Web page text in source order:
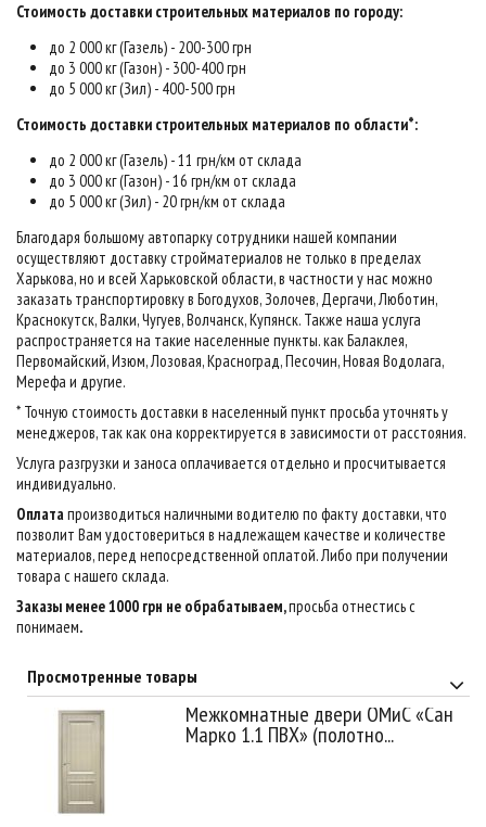
Стоимость доставки строительных материалов по городу:
до 2 000 кг (Газель) - 200-300 грн
до 3 000 кг (Газон) - 300-400 грн
до 5 000 кг (Зил) - 400-500 грн
Стоимость доставки строительных материалов по области*:
до 2 000 кг (Газель) - 11 грн/км от склада
до 3 000 кг (Газон) - 16 грн/км от склада
до 5 000 кг (Зил) - 20 грн/км от склада
Благодаря большому автопарку сотрудники нашей компании
осуществляют доставку стройматериалов не только в пределах
Харькова, но и всей Харьковской области, в частности у нас можно
заказать транспортировку в Богодухов, Золочев, Дергачи, Люботин,
Краснокутск, Валки, Чугуев, Волчанск, Купянск. Также наша услуга
распространяется на такие населенные пункты. как Балаклея,
Первомайский, Изюм, Лозовая, Красноград, Песочин, Новая Водолага,
Мерефа и другие.
* Точную стоимость доставки в населенный пункт просьба уточнять у
менеджеров, так как она корректируется в зависимости от расстояния.
Услуга разгрузки и заноса оплачивается отдельно и просчитывается
индивидуально.
Оплатапроизводиться наличными водителю по факту доставки, что
позволит Вам удостовериться в надлежащем качестве и количестве
материалов, перед непосредственной оплатой. Либо при получении
товара с нашего склада.
Заказы менее 1000 грн не обрабатываем,просьба отнестись с
понимаем.
Просмотренные товары
Межкомнатные двери ОМиС «Сан
Марко 1.1 ПВХ» (полотно...